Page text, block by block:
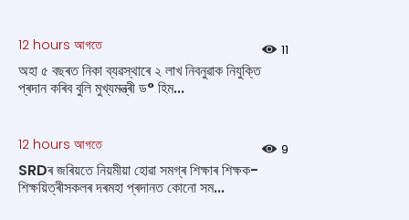
12 hours আগতে 11
অহা ৫ বছৰত নিকা ব্যৱস্থাৰে ২ লাখ নিবনুৱাক নিযুক্তি
প্ৰদান কৰিব বুলি মুখ্যমন্ত্ৰী ড° হিম...
12 hours আগতে 9
SRDৰ জৰিয়তে নিয়মীয়া হোৱা সমগ্ৰ শিক্ষাৰ শিক্ষক-
শিক্ষয়িত্ৰীসকলৰ দৰমহা প্ৰদানত কোনো সম...